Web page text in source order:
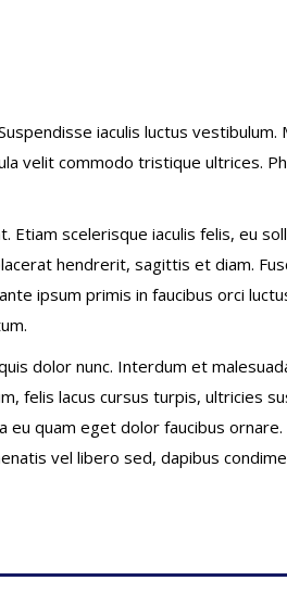
iaculis luctus vestibulum.
velit commodo tristique ultrices.
scelerisque iaculis felis, eu
hendrerit, sagittis et diam.
ipsum primis in faucibus orci
dolor nunc. Interdum et
felis lacus cursus turpis, ultricies
eu quam eget dolor faucibus
vel libero sed, dapibus